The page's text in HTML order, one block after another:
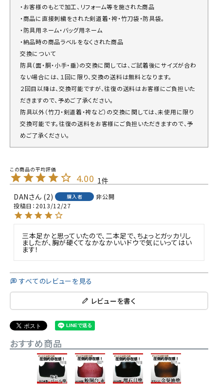
・お客様のもとで加工、リフォーム等を施された商品
・商品に直接刺繍をされた剣道着・袴・竹刀袋・防具袋。
・防具用ネーム・バッグ用ネーム
・納品時の商品ラベルをなくされた商品
交換について
防具（面・胴・小手・垂）の交換に関しては、ご試着後にサイズが合わ
ない場合には、１回に限り、交換の送料は無料となります。
２回目以降は、交換可能ですが、往復の送料はお客様にご負担いた
だきますので、予めご了承ください。
防具以外（竹刀・剣道着・袴など）の交換に関しては、未使用に限り
交換可能です。往復の送料をお客様にご負担いただきますので、予
めご了承ください。
4.00 1
DAN
2 購入者
非公開
投稿日 2013/12/27
三本足かと思っていたので、二本足で、ちょっとガッカリし
ましたが、胸が硬くてなかなかいいドウで気にいってはい
ます！
すべてのレビューを見る
レビューを書く
おすすめ商品